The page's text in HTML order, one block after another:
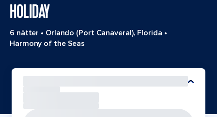
HOLIDAY
6 nätter • Orlando (Port Canaveral), Florida •
Harmony of the Seas